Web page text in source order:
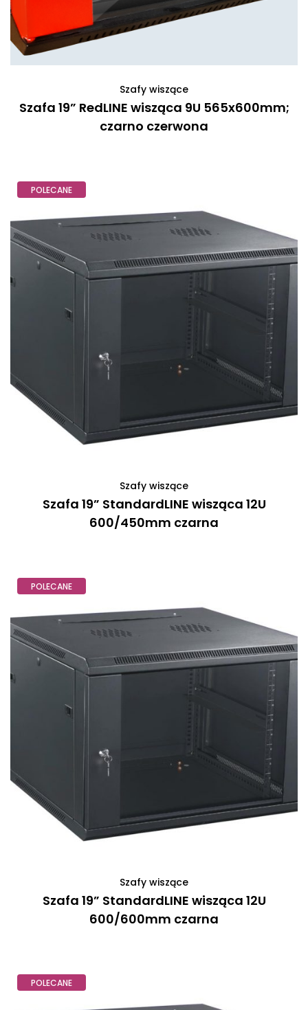
Szafy wiszące
Szafa 19” RedLINE wisząca 9U 565x600mm;
czarno czerwona
POLECANE
Szafy wiszące
Szafa 19” StandardLINE wisząca 12U
600/450mm czarna
POLECANE
Szafy wiszące
Szafa 19” StandardLINE wisząca 12U
600/600mm czarna
POLECANE